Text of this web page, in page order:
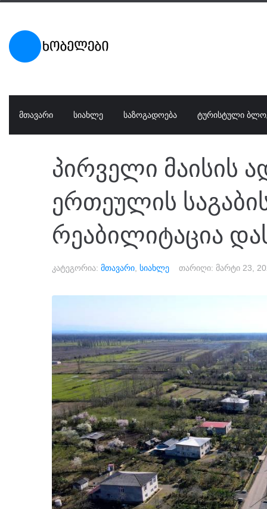
ᲛᲗᲐᲕᲐᲠᲘ ᲡᲘᲐᲮᲚᲔ ᲡᲐᲖᲝᲒᲐᲓᲝᲔᲑᲐ ᲢᲣᲠᲘᲡᲢᲣᲚᲘ
პირველი მაისის
ერთეულის
რეაბილიტაცია
კატეგორია: მთავარი სიახლე თარიღი: მარტი 23,